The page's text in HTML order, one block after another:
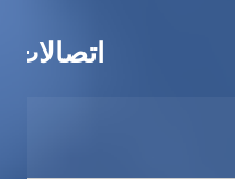
اتصالات